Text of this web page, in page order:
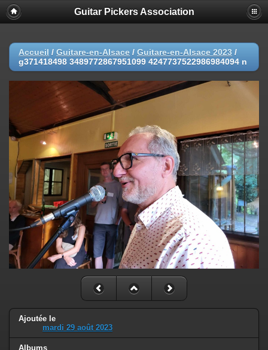
Guitar Pickers Association
Accueil / Guitare-en-Alsace / Guitare-en-Alsace 2023 /
g371418498 3489772867951099 4247737522986984094 n
Ajoutée le
mardi 29 août 2023
Albums